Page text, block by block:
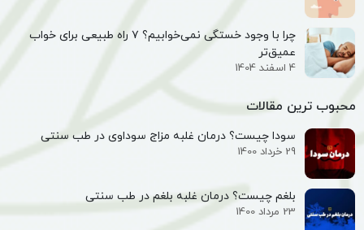
چرا با وجود خستگی نمی‌خوابیم؟ ۷ راه طبیعی برای خواب
عمیق‌تر
4 اسفند 1404
محبوب ترین مقالات
سودا چیست؟ درمان غلبه مزاج سوداوی در طب سنتی
29 خرداد 1400
بلغم چیست؟ درمان غلبه بلغم در طب سنتی
23 مرداد 1400